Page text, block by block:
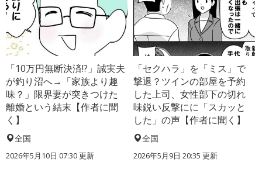
「10万円無断決済!?」誠実夫
が釣り沼へ→「家族より趣
味？」限界妻が突きつけた
離婚という結末【作者に聞
く】
全国
2026年5月10日 07:30 更新
「セクハラ」を「ミス」で
撃退？ツインの部屋を予約
した上司、女性部下の切れ
味鋭い反撃にに「スカッと
した」の声【作者に聞く】
全国
2026年5月9日 20:35 更新